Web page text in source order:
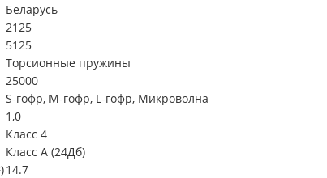
Беларусь
2125
5125
Торсионные пружины
25000
S-гофр, М-гофр, L-гофр, Микроволна
1,0
Класс 4
Класс А (24Дб)
14.7